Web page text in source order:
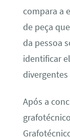
compara a
de peça
da pessoa
identificar
Após a